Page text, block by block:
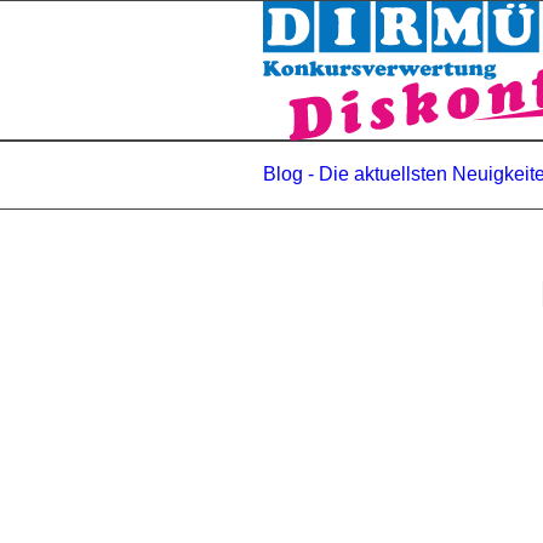
Blog - Die aktuellsten